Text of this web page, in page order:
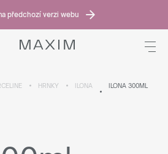
předchozí verzi webu
HRNKY ILONA
ILONA 300ML